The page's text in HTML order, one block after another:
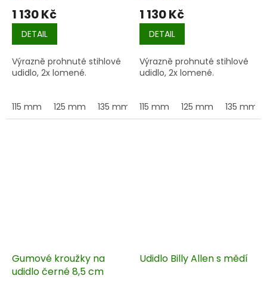
1 130 Kč
DETAIL
Výrazně prohnuté stihlové
udidlo, 2x lomené.
115 mm 125 mm 135 mm 145 mm 155 mm
1 130 Kč
DETAIL
Výrazně prohnuté stihlové
udidlo, 2x lomené.
115 mm 125 mm 135 mm
Gumové kroužky na
udidlo černé 8,5 cm
Udidlo Billy Allen s mědí